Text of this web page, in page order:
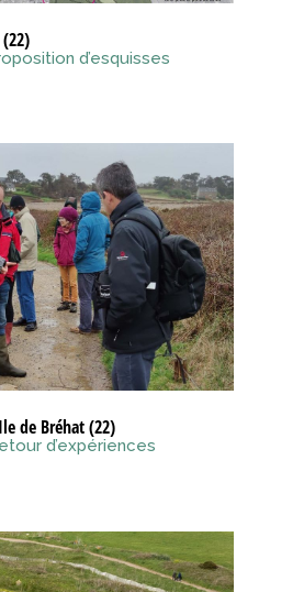
d’esquisses
de Bréhat (22)
d’expériences